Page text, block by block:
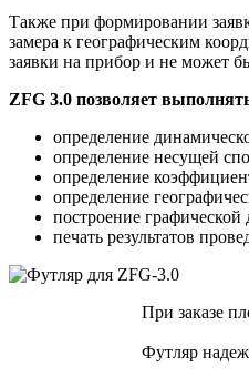
Также при формировании
замера к географическим
заявки на прибор и не может
ZFG 3.0 позволяет
определение
определение несущей
определение
определение
построение
печать результатов
При заказе
Футляр